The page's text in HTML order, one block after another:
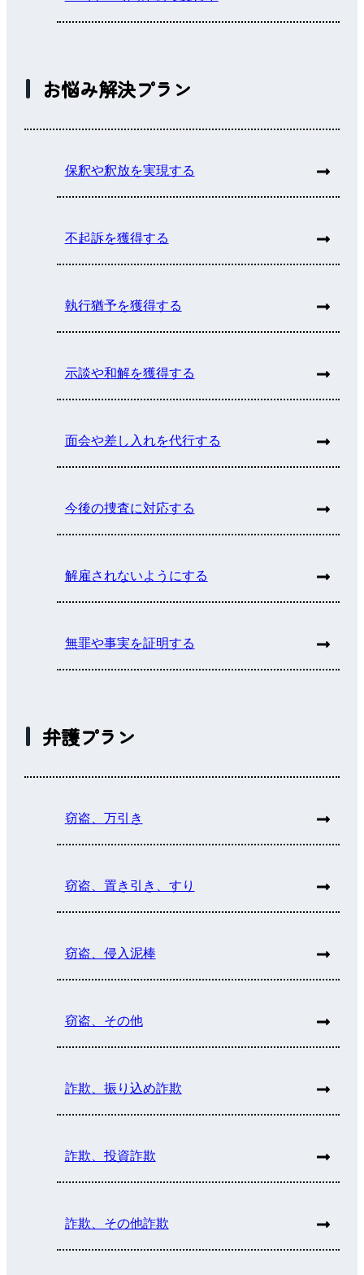
お悩み解決プラン
保釈や釈放を実現する
不起訴を獲得する
執行猶予を獲得する
示談や和解を獲得する
面会や差し入れを代行する
今後の捜査に対応する
解雇されないようにする
無罪や事実を証明する
弁護プラン
窃盗、万引き
窃盗、置き引き、すり
窃盗、侵入泥棒
窃盗、その他
詐欺、振り込め詐欺
詐欺、投資詐欺
詐欺、その他詐欺